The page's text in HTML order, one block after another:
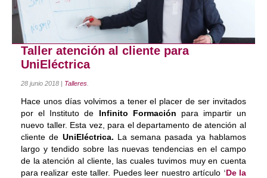
Servicios
Coaching Personal
Coaching Profesional
Coaching de Equipos
Píldoras
Talleres
Proyectos
Taller atención al cliente para
UniEléctrica
28 junio 2018 | Talleres
Hace unos días volvimos a tener el placer de ser invitados
por el Instituto de Infinito Formación para impartir un
nuevo taller. Esta vez, para el departamento de atención al
cliente de UniEléctrica. La semana pasada ya hablamos
largo y tendido sobre las nuevas tendencias en el campo
de la atención al cliente, las cuales tuvimos muy en cuenta
para realizar este taller. Puedes leer nuestro artículo ‘De la